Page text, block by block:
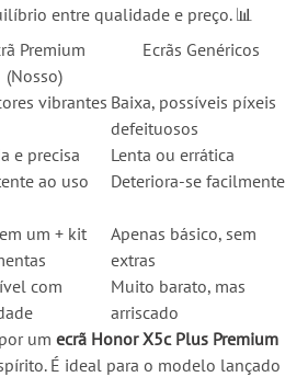
entre qualidade e preço. 📊
Premium
(Nosso)
Ecrãs Genéricos
vibrantes Baixa, possíveis píxeis
defeituosos
e precisa
Lenta ou errática
ao uso
Deteriora-se facilmente
um + kit
Apenas básico, sem
extras
com
Muito barato, mas
arriscado
um ecrã Honor X5c Plus Premium
É ideal para o modelo lançado